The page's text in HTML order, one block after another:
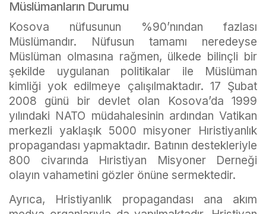
Müslümanların Durumu
Kosova nüfusunun %90’nından fazlası
Müslümandır. Nüfusun tamamı neredeyse
Müslüman olmasına rağmen, ülkede bilinçli bir
şekilde uygulanan politikalar ile Müslüman
kimliği yok edilmeye çalışılmaktadır. 17 Şubat
2008 günü bir devlet olan Kosova’da 1999
yılındaki NATO müdahalesinin ardından Vatikan
merkezli yaklaşık 5000 misyoner Hıristiyanlık
propagandası yapmaktadır. Batının destekleriyle
800 civarında Hıristiyan Misyoner Derneği
olayın vahametini gözler önüne sermektedir.
Ayrıca, Hristiyanlık propagandası ana akım